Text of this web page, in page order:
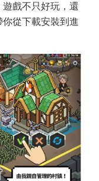
戲不只好玩，還
從下載安裝到進